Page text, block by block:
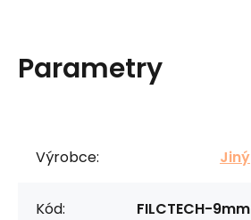
Parametry
Výrobce: Jiný
Kód: FILCTECH-9mm